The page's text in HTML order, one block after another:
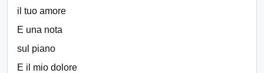
il tuo amore
E una nota
sul piano
E il mio dolore